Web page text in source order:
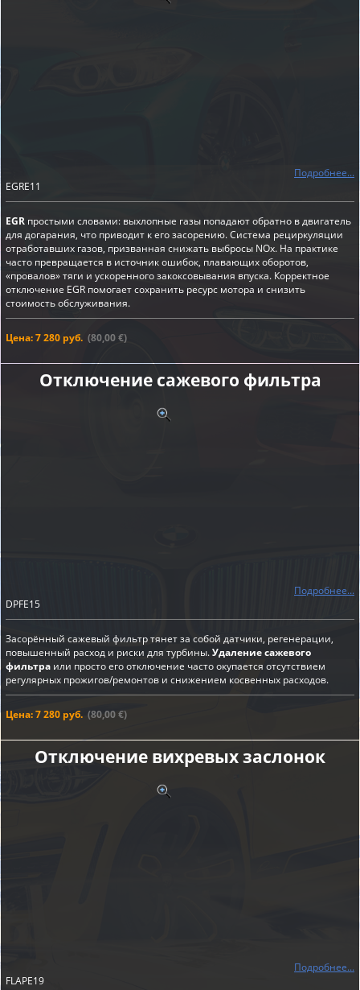
Подробнее...
EGRE11
EGR простыми словами: выхлопные газы попадают обратно в двигатель
для догарания, что приводит к его засорению. Система рециркуляции
отработавших газов, призванная снижать выбросы NOx. На практике
часто превращается в источник ошибок, плавающих оборотов,
«провалов» тяги и ускоренного закоксовывания впуска. Корректное
отключение EGR помогает сохранить ресурс мотора и снизить
стоимость обслуживания.
Цена: 7 280 руб. (80,00 €)
Отключение сажевого фильтра
Подробнее...
DPFE15
Засорённый сажевый фильтр тянет за собой датчики, регенерации,
повышенный расход и риски для турбины.Удаление сажевого
фильтра или просто его отключение часто окупается отсутствием
регулярных прожигов/ремонтов и снижением косвенных расходов.
Цена: 7 280 руб. (80,00 €)
Отключение вихревых заслонок
Подробнее...
FLAPE19